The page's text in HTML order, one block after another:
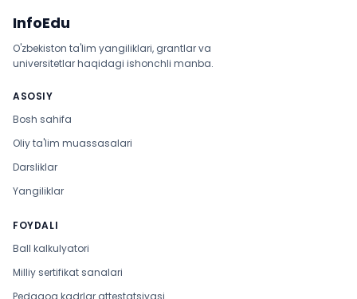
InfoEdu
O'zbekiston ta'lim yangiliklari, grantlar va
universitetlar haqidagi ishonchli manba.
ASOSIY
Bosh sahifa
Oliy ta'lim muassasalari
Darsliklar
Yangiliklar
FOYDALI
Ball kalkulyatori
Milliy sertifikat sanalari
Pedagog kadrlar attestatsiyasi